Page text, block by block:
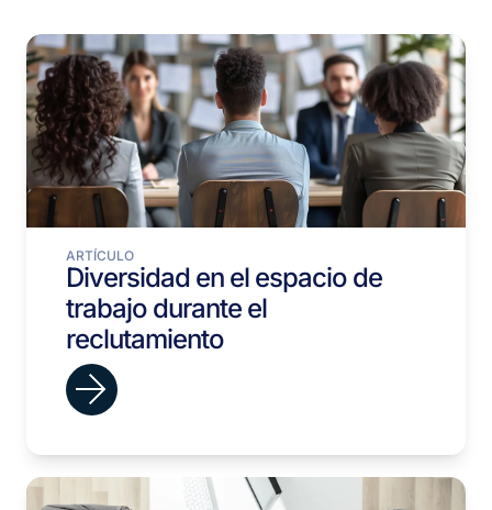
ARTÍCULO
Diversidad en el espacio de
trabajo durante el
reclutamiento